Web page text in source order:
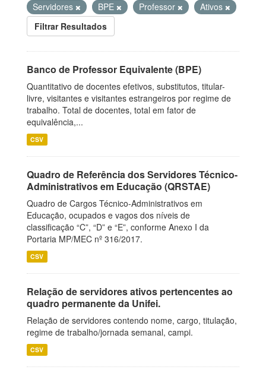
Servidores
BPE Professor
Ativos
Filtrar Resultados
Banco de Professor Equivalente (BPE)
Quantitativo de docentes efetivos, substitutos, titular-
livre, visitantes e visitantes estrangeiros por regime de
trabalho. Total de docentes, total em fator de
equivalência,...
CSV
Quadro de Referência dos Servidores Técnico-
Administrativos em Educação (QRSTAE)
Quadro de Cargos Técnico-Administrativos em
Educação, ocupados e vagos dos níveis de
classificação “C”, “D” e “E”, conforme Anexo I da
Portaria MP/MEC nº 316/2017.
CSV
Relação de servidores ativos pertencentes ao
quadro permanente da Unifei.
Relação de servidores contendo nome, cargo, titulação,
regime de trabalho/jornada semanal, campi.
CSV